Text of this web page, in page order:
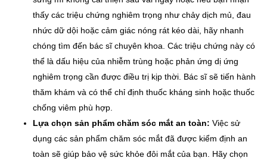
thấy các triệu chứng nghiêm trọng như chảy dịch mủ, đau
nhức dữ dội hoặc cảm giác nóng rát kéo dài, hãy nhanh
chóng tìm đến bác sĩ chuyên khoa. Các triệu chứng này có
thể là dấu hiệu của nhiễm trùng hoặc phản ứng dị ứng
nghiêm trọng cần được điều trị kịp thời. Bác sĩ sẽ tiến hành
thăm khám và có thể chỉ định thuốc kháng sinh hoặc thuốc
chống viêm phù hợp.
Lựa chọn sản phẩm chăm sóc mắt an toàn: Việc sử
dụng các sản phẩm chăm sóc mắt đã được kiểm định an
toàn sẽ giúp bảo vệ sức khỏe đôi mắt của bạn. Hãy chọn